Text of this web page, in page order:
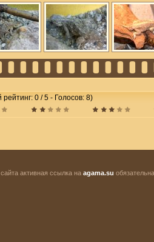
рейтинг: 0 / 5 - Голосов: 8)
активная ссылка на agama.su